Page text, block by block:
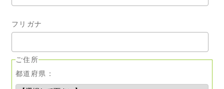
フリガナ
ご住所
都道府県：